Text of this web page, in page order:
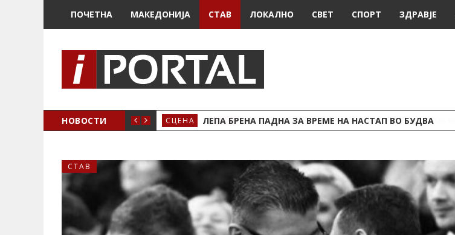
ПОЧЕТНА МАКЕДОНИЈА СТАВ ЛОКАЛНО СВЕТ СПОРТ ЗДРАВЈЕ
НОВОСТИ СЦЕНА ЛЕПА БРЕНА ПАДНА ЗА ВРЕМЕ НА НАСТАП ВО БУДВА
СТАВ